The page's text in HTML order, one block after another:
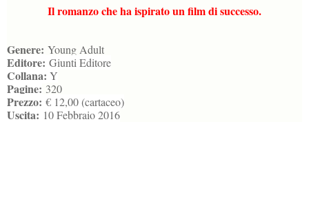
Il romanzo che ha ispirato un film di successo.
Genere: Young Adult
Editore: Giunti Editore
Collana: Y
Pagine: 320
Prezzo: € 12,00 (cartaceo)
Uscita: 10 Febbraio 2016